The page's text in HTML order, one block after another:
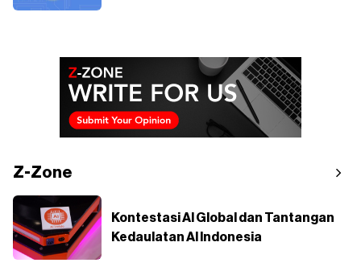
Z-Zone
Kontestasi AI Global dan Tantangan
Kedaulatan AI Indonesia